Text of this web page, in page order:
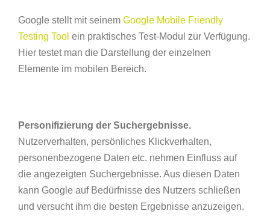
Google stellt mit seinem Google Mobile Friendly
Testing Tool ein praktisches Test-Modul zur Verfügung.
Hier testet man die Darstellung der einzelnen
Elemente im mobilen Bereich.
Personifizierung der Suchergebnisse.
Nutzerverhalten, persönliches Klickverhalten,
personenbezogene Daten etc. nehmen Einfluss auf
die angezeigten Suchergebnisse. Aus diesen Daten
kann Google auf Bedürfnisse des Nutzers schließen
und versucht ihm die besten Ergebnisse anzuzeigen.